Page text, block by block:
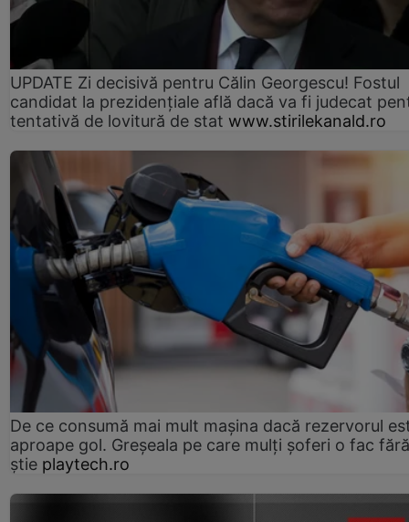
UPDATE Zi decisivă pentru Călin Georgescu! Fostul
candidat la prezidențiale află dacă va fi judecat
tentativă de lovitură de stat www.stirilekanald.ro
De ce consumă mai mult mașina dacă rezervorul
aproape gol. Greșeala pe care mulți șoferi o fac
știe playtech.ro